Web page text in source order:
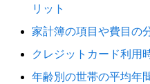
リット
家計簿の項目や費目の
クレジットカード利用
年齢別の世帯の平均年